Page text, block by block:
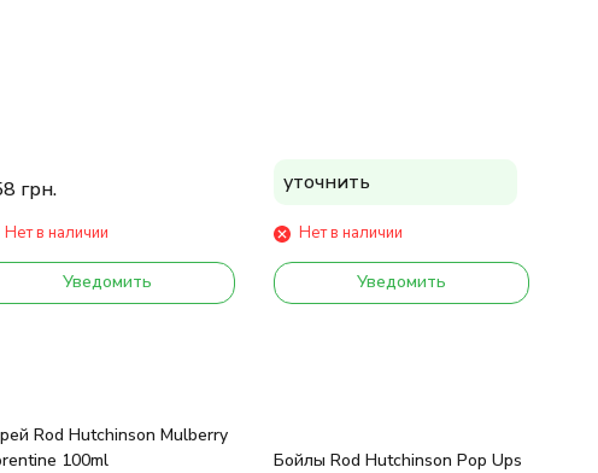
грн.
Нет в наличии
Уведомить
уточнить
Нет в наличии
Уведомить
Rod Hutchinson Mulberry
100ml
Бойлы Rod Hutchinson Pop Ups